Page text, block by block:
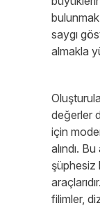
saygı
almakla
değerler
için
alındı.
şüphesiz
filimler,